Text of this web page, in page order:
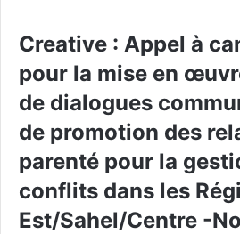
Creative : Appel à
pour la mise en
de dialogues
de promotion des
parenté pour la
conflits dans les
Est/Sahel/Centre -